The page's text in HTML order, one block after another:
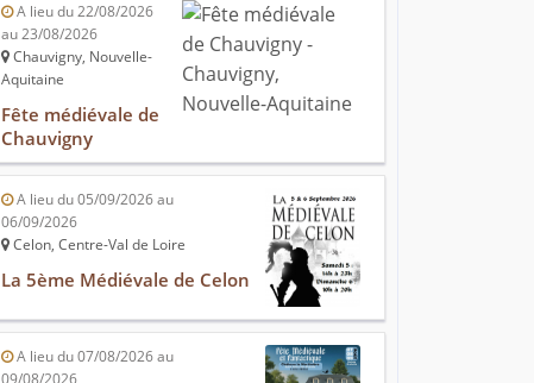
A lieu du 22/08/2026
au 23/08/2026
Chauvigny, Nouvelle-
Aquitaine
Fête médiévale de
Chauvigny
A lieu du 05/09/2026 au
06/09/2026
Celon, Centre-Val de Loire
La 5ème Médiévale de Celon
A lieu du 07/08/2026 au